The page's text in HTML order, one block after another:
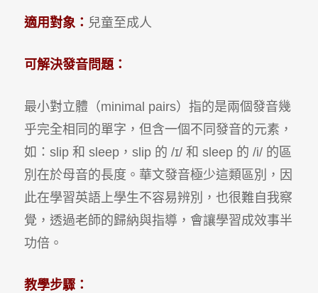
適用對象： 兒童至成人
可解決發音問題：
最小對立體（minimal pairs）指的是兩個發音幾
乎完全相同的單字，但含一個不同發音的元素，
如：slip 和 sleep，slip 的 /ɪ/ 和 sleep 的 /i/ 的區
別在於母音的長度。華文發音極少這類區別，因
此在學習英語上學生不容易辨別，也很難自我察
覺，透過老師的歸納與指導，會讓學習成效事半
功倍。
教學步驟：